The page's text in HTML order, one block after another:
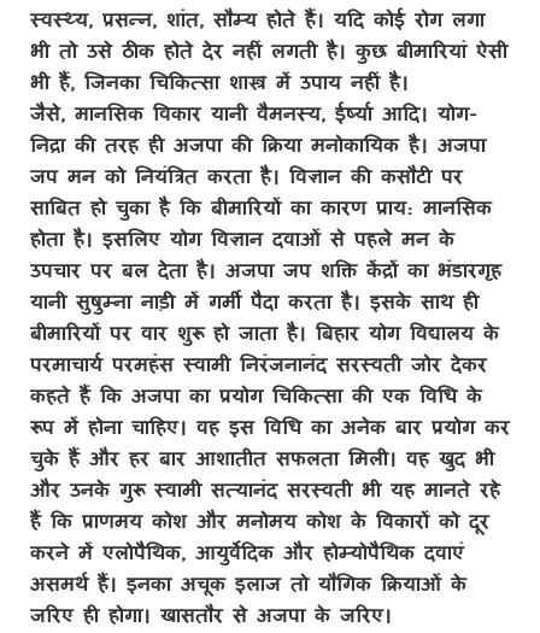
स्वस्थ्य, प्रसन्न, शांत, सौम्य होते हैं। यदि कोई रोग लगा
भी तो उसे ठीक होते देर नहीं लगती है। कुछ बीमारियां ऐसी
भी हैं, जिनका चिकित्सा शास्त्र में उपाय नहीं है।
जैसे, मानसिक विकार यानी वैमनस्य, ईर्ष्या आदि। योग-
निद्रा की तरह ही अजपा की क्रिया मनोकायिक है। अजपा
जप मन को नियंत्रित करता है। विज्ञान की कसौटी पर
साबित हो चुका है कि बीमारियों का कारण प्राय: मानसिक
होता है। इसलिए योग विज्ञान दवाओं से पहले मन के
उपचार पर बल देता है। अजपा जप शक्ति केंद्रों का भंडारगृह
यानी सुषुम्ना नाड़ी में गर्मी पैदा करता है। इसके साथ ही
बीमारियों पर वार शुरू हो जाता है। बिहार योग विद्यालय के
परमाचार्य परमहंस स्वामी निरंजनानंद सरस्वती जोर देकर
कहते हैं कि अजपा का प्रयोग चिकित्सा की एक विधि के
रूप में होना चाहिए। वह इस विधि का अनेक बार प्रयोग कर
चुके हैं और हर बार आशातीत सफलता मिली। वह खुद भी
और उनके गुरू स्वामी सत्यानंद सरस्वती भी यह मानते रहे
हैं कि प्राणमय कोश और मनोमय कोश के विकारों को दूर
करने में एलोपैथिक, आयुर्वेदिक और होम्योपैथिक दवाएं
असमर्थ हैं। इनका अचूक इलाज तो यौगिक क्रियाओं के
जरिए ही होगा। खासतौर से अजपा के जरिए।